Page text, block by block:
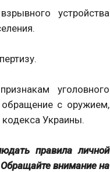
устройства
уголовного
обращение с оружием,
Украины.
правила личной
внимание на